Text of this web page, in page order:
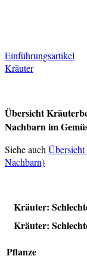
Einführungsartikel
Kräuter
Übersicht
Nachbarn im
Siehe auch
Nachbarn)
Kräuter:
Kräuter:
Pflanze